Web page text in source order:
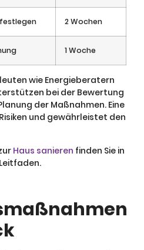
2 Wochen
1 Woche
wie Energieberatern
bei der Bewertung
der Maßnahmen. Eine
und gewährleistet den
Haus sanieren finden Sie in